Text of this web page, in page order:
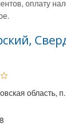
оплату
область,